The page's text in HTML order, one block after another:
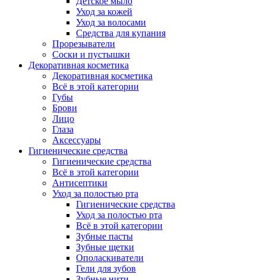
Уход за кожей
Уход за волосами
Средства для купания
Прорезыватели
Соски и пустышки
Декоративная косметика
Декоративная косметика
Всё в этой категории
Губы
Брови
Лицо
Глаза
Аксессуары
Гигиенические средства
Гигиенические средства
Всё в этой категории
Антисептики
Уход за полостью рта
Гигиенические средства
Уход за полостью рта
Всё в этой категории
Зубные пасты
Зубные щетки
Ополаскиватели
Гели для зубов